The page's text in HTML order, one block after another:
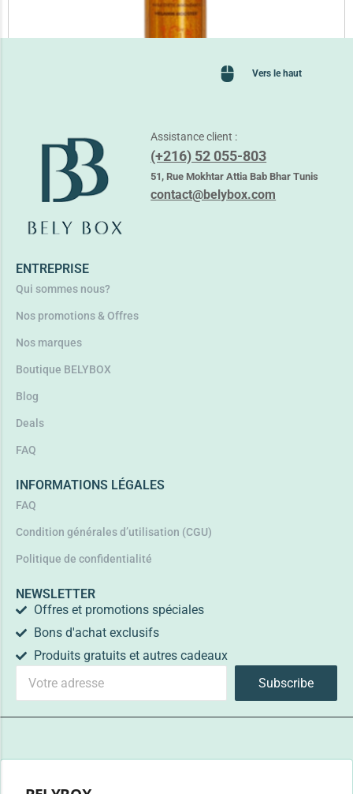
APOTHICA SUN PROTECT HUILE D’ÉTÉ BRONZANTE SPF10
TND 28,100TND
Ajouter au panier
Vers le haut
Assistance client :
(+216) 52 055-803
51, Rue Mokhtar Attia Bab Bhar Tunis
contact@belybox.com
ENTREPRISE
Qui sommes nous?
Nos promotions & Offres
Nos marques
Boutique BELYBOX
Blog
Deals
FAQ
INFORMATIONS LÉGALES
FAQ
Condition générales d’utilisation (CGU)
Politique de confidentialité
NEWSLETTER
Offres et promotions spéciales
Bons d'achat exclusifs
Produits gratuits et autres cadeaux
Subscribe